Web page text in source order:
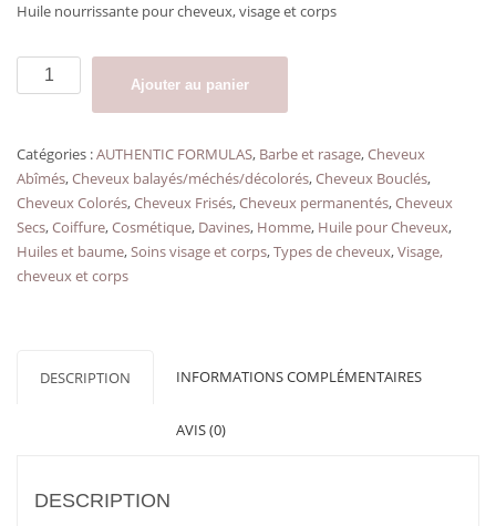
Huile nourrissante pour cheveux, visage et corps
quantité
de
pour
cheveux,
visage
et
corps
AUTHENTIC
Ajouter au panier
Catégories :AUTHENTIC FORMULAS, Barbe et rasage,Cheveux
Abîmés,Cheveux balayés/méchés/décolorés,Cheveux Bouclés,
Cheveux Colorés,Cheveux Frisés,Cheveux permanentés,Cheveux
Secs,Coiffure,Cosmétique, Davines, Homme, Huile pour Cheveux,
Huiles et baume,Soins visage et corps,Types de cheveux,Visage,
cheveux et corps
DESCRIPTION INFORMATIONS COMPLÉMENTAIRES
AVIS (0)
DESCRIPTION